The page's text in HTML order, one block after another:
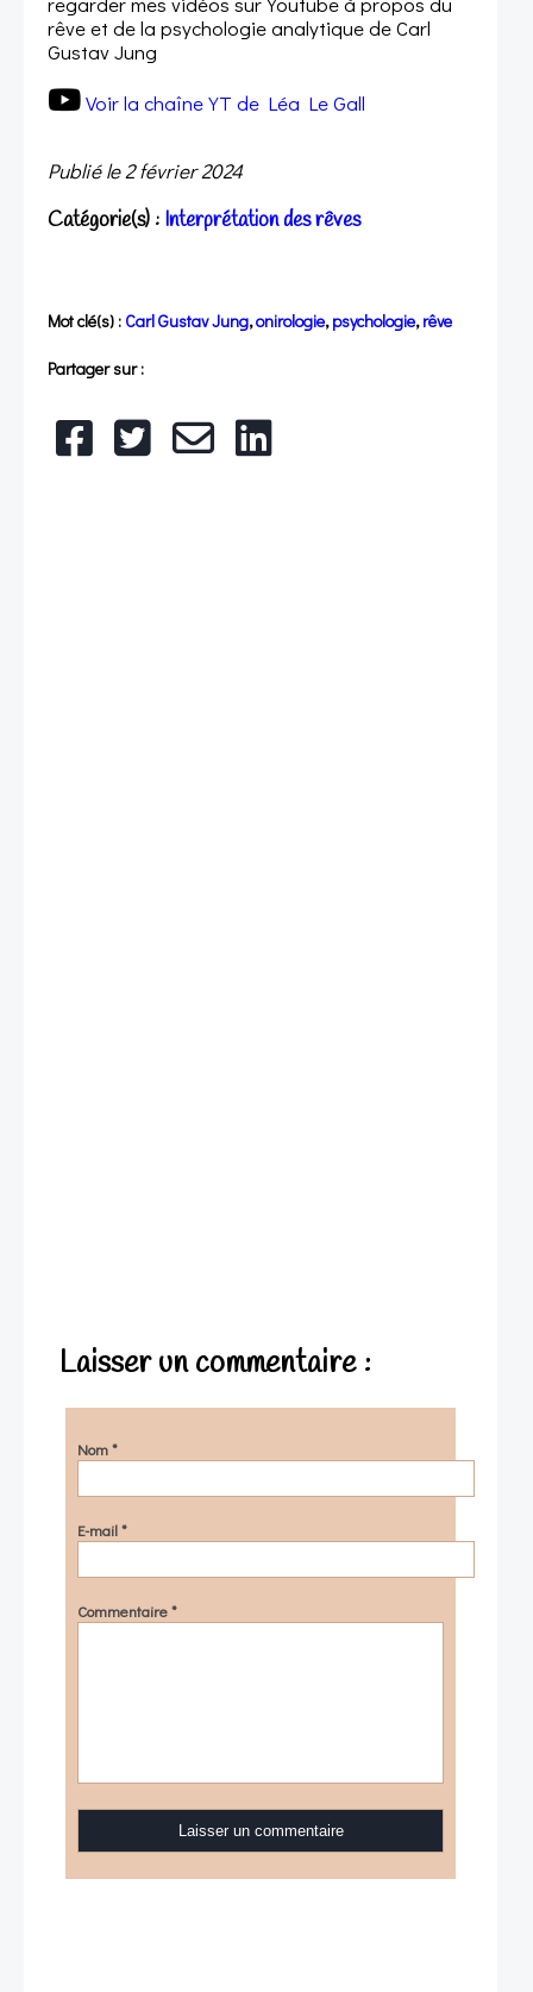
rêve et de la psychologie analytique de Carl
Gustav Jung
Voir la chaîne YT de Léa Le Gall
Publié le2 février 2024
Catégorie(s) : Interprétation des rêves
Mot clé(s) : Carl Gustav Jung,onirologie,psychologie,rêve
Partager sur :
Laisser un commentaire :
Nom*
E-mail*
Commentaire*